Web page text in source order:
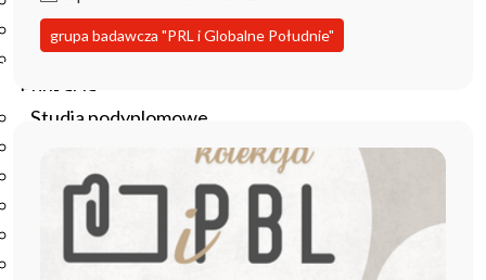
Repozytorium RCIN
Otwarta nauka
Edukacja
Studia podyplomowe
Szkolenia
Szkoła Doktorska Anthropos
Erasmus
Olimpiada Literatury i Języka Polskiego
grupa badawcza "PRL i Globalne Południe"